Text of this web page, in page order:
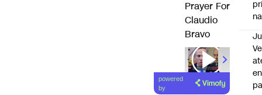
Prayer For
Claudio
Bravo
powered
by